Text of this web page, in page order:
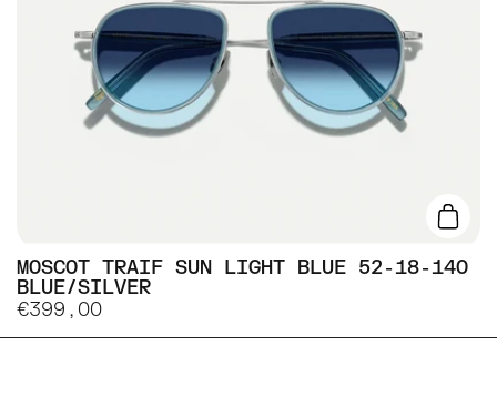
MOSCOT TRAIF SUN LIGHT BLUE 52-18-140
BLUE/SILVER
€399,00